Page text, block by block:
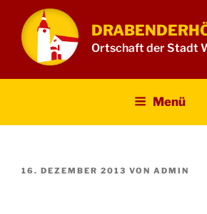
Inhalt
springen
Ortschaft der Stadt
Menü
VERÖFFENTLICHT
16. DEZEMBER 2013 VON ADMIN